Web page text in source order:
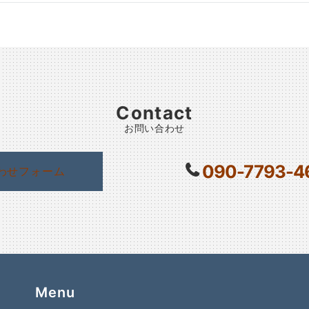
Contact
お問い合わせ
せフォーム 090-7793-
Menu